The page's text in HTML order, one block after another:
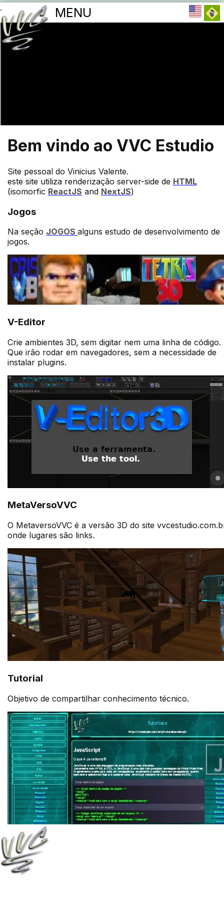
Bem vindo ao VVC Estudio
Site pessoal do Vinicius Valente.
este site utiliza renderização server-side de HTML
(isomorfic ReactJS and NextJS)
Jogos
Na seção JOGOS alguns estudo de desenvolvimento de
jogos.
V-Editor
Crie ambientes 3D, sem digitar nem uma linha de código.
Que irão rodar em navegadores, sem a necessidade de
instalar plugins.
MetaVersoVVC
O MetaversoVVC é a versão 3D do site
onde lugares são links.
Tutorial
Objetivo de compartilhar conhecimento técnico.
. MENU